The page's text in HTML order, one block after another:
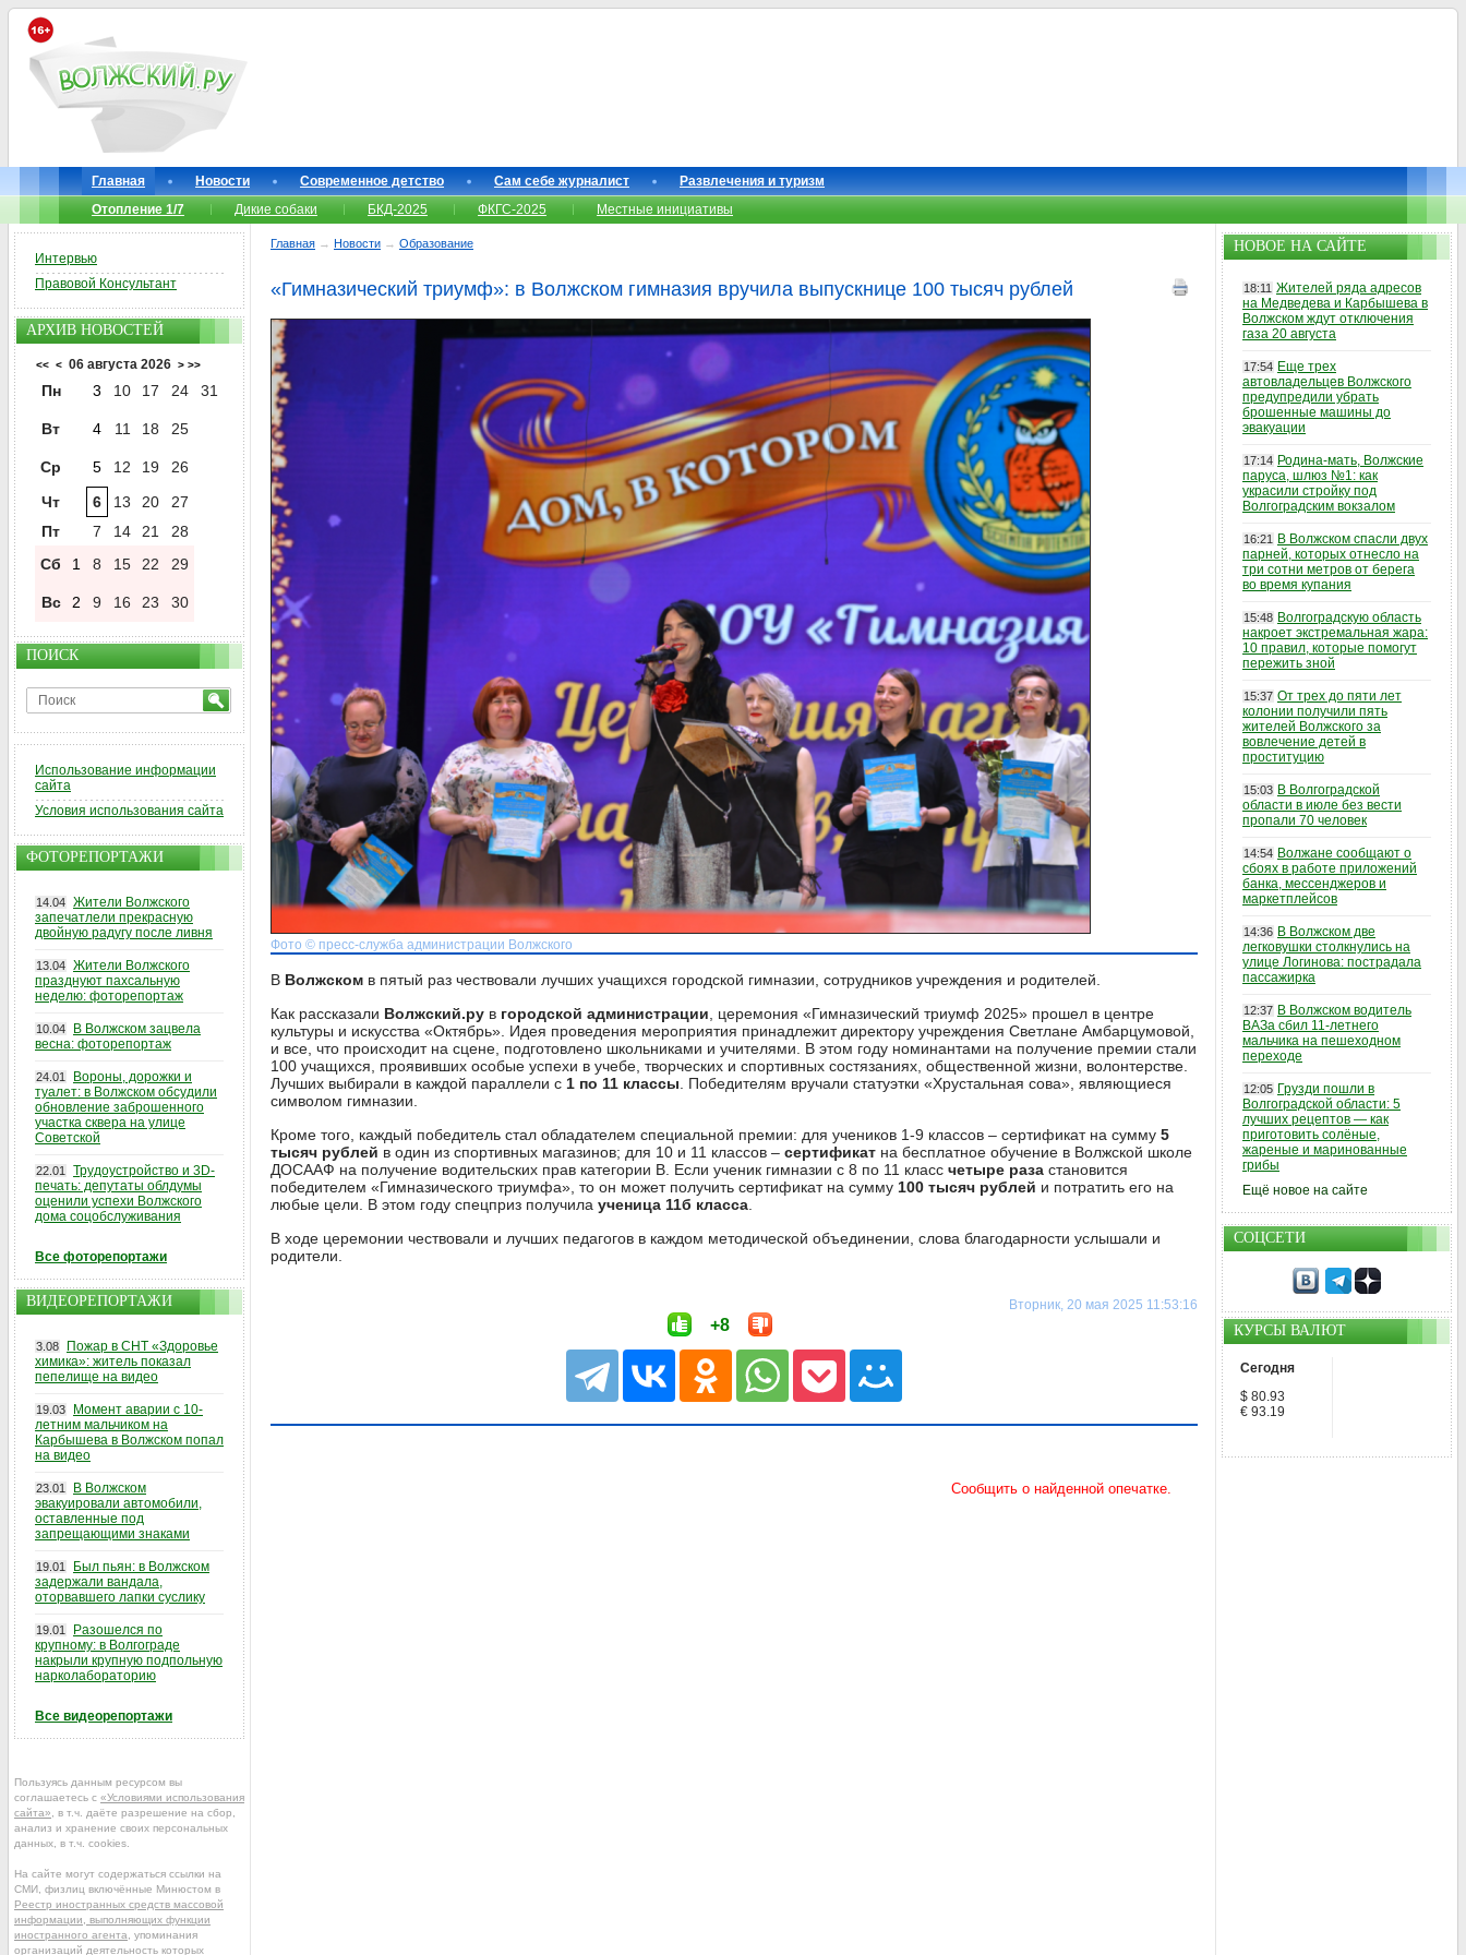
Главная Новости Современное детство Сам себе журналист
Развлечения и туризм
Отопление 1/7
Дикие собаки БКД-2025 ФКГС-2025 Местные инициативы
Главная → Новости → Образование
«Гимназический триумф»: в Волжском гимназия вручила выпускнице 100 тысяч рублей
Фото © пресс-служба администрации Волжского
В Волжском в пятый раз чествовали лучших учащихся городской гимназии, сотрудников учреждения и родителей.
Как рассказали Волжский.ру в городской администрации , церемония «Гимназический триумф 2025» прошел в центре
культуры и искусства «Октябрь». Идея проведения мероприятия принадлежит директору учреждения Светлане Амбарцумовой,
и все, что происходит на сцене, подготовлено школьниками и учителями. В этом году номинантами на получение премии стали
100 учащихся, проявивших особые успехи в учебе, творческих и спортивных состязаниях, общественной жизни, волонтерстве.
Лучших выбирали в каждой параллели с 1 по 11 классы . Победителям вручали статуэтки «Хрустальная сова», являющиеся
символом гимназии.
Кроме того, каждый победитель стал обладателем специальной премии: для учеников 1-9 классов – сертификат на сумму 5
тысяч рублей в один из спортивных магазинов; для 10 и 11 классов – сертификат на бесплатное обучение в Волжской школе
ДОСААФ на получение водительских прав категории В. Если ученик гимназии с 8 по 11 класс четыре раза становится
победителем «Гимназического триумфа», то он может получить сертификат на сумму 100 тысяч рублей и потратить его на
любые цели. В этом году спецприз получила ученица 11б класса
В ходе церемонии чествовали и лучших педагогов в каждом методической объединении, слова благодарности услышали и
родители.
Вторник, 20 мая 2025 11:53:16
+8
Интервью
Правовой Консультант
АРХИВ НОВОСТЕЙ
<< < 06 августа 2026 > >>
Пн 3 10 17 24 31
Вт 4 11 18 25
Ср 5 12 19
26
Чт
6 13 20
27
Пт
7 14 21
28
Сб
1 8 15 22 29
Вс 2 9 16 23 30
ПОИСК
Использование информации
сайта
Условия использования сайта
ФОТОРЕПОРТАЖИ
14.04 Жители Волжского
запечатлели прекрасную
двойную радугу после ливня
13.04 Жители Волжского
празднуют пахсальную
неделю: фоторепортаж
10.04
В Волжском зацвела
весна: фоторепортаж
24.01
Вороны, дорожки и
туалет: в Волжском обсудили
обновление заброшенного
участка сквера на улице
Советской
22.01
Трудоустройство и 3D-
печать: депутаты облдумы
оценили успехи Волжского
дома соцобслуживания
Все фоторепортажи
ВИДЕОРЕПОРТАЖИ
3.08
Пожар в СНТ «Здоровье
химика»: житель показал
пепелище на видео
19.03
Момент аварии с 10-
летним мальчиком на
Карбышева в Волжском попал
на видео
23.01
В Волжском
эвакуировали автомобили,
оставленные под
запрещающими знаками
19.01
Был пьян: в Волжском
задержали вандала,
оторвавшего лапки суслику
19.01
Разошелся по
крупному: в Волгограде
накрыли крупную подпольную
нарколабораторию
Все видеорепортажи
Пользуясь данным ресурсом вы
соглашаетесь с «Условиями использования
сайта» , в т.ч. даёте разрешение на сбор,
анализ и хранение своих персональных
данных, в т.ч. cookies.
На сайте могут содержаться ссылки на
СМИ, физлиц включённые Минюстом в
Реестр иностранных средств массовой
информации, выполняющих функции
иностранного агента , упоминания
организаций деятельность которых
НОВОЕ НА САЙТЕ
18:11 Жителей ряда адресов
на Медведева и Карбышева в
Волжском ждут отключения
газа 20 августа
17:54 Еще трех
автовладельцев Волжского
предупредили убрать
брошенные машины до
эвакуации
17:14 Родина-мать, Волжские
паруса, шлюз №1: как
украсили стройку под
Волгоградским вокзалом
16:21
В Волжском спасли двух
парней, которых отнесло на
три сотни метров от берега
во время купания
15:48 Волгоградскую область
накроет экстремальная жара:
10 правил, которые помогут
пережить зной
15:37 От трех до пяти лет
колонии получили пять
жителей Волжского за
вовлечение детей в
проституцию
15:03 В Волгоградской
области в июле без вести
пропали 70 человек
14:54 Волжане сообщают о
сбоях в работе приложений
банка, мессенджеров и
маркетплейсов
14:36 В Волжском две
легковушки столкнулись на
улице Логинова: пострадала
пассажирка
12:37 В Волжском водитель
ВАЗа сбил 11-летнего
мальчика на пешеходном
переходе
12:05 Грузди пошли в
Волгоградской области: 5
лучших рецептов — как
приготовить солёные,
жареные и маринованные
грибы
Ещё новое на сайте
СОЦСЕТИ
КУРСЫ ВАЛЮТ
Сегодня
$ 80.93
€ 93.19